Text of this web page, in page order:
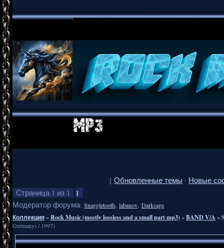
[ Обновленные темы · Новые
Страница 1 из 1 1
Модератор форума: Snaggletooth, labanov, Darksage
Коллекция»Rock Music (mostly lossless and a small part mp3)»BAND V/A »
Germany) / 1997)